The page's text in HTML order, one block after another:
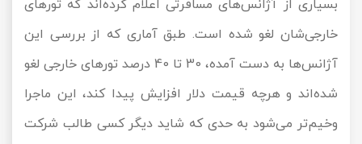
بسیاری از آژانس‌های مسافرتی اعلام کرده‌اند که تورهای
خارجی‌شان لغو شده است. طبق آماری که از بررسی این
آژانس‌ها به دست آمده، 30 تا 40 درصد تورهای خارجی لغو
شده‌اند و هرچه قیمت دلار افزایش پیدا کند، این ماجرا
وخیم‌تر می‌شود به حدی که شاید دیگر کسی طالب شرکت